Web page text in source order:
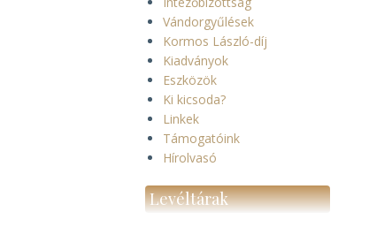
Vándorgyűlések
Kormos László-díj
Kiadványok
Eszközök
Ki kicsoda?
Linkek
Támogatóink
Hírolvasó
Levéltárak